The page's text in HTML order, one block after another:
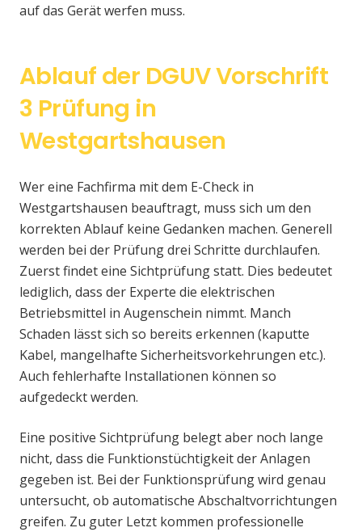
auf das Gerät werfen muss.
Ablauf der DGUV Vorschrift
3 Prüfung in
Westgartshausen
Wer eine Fachfirma mit dem E-Check in
Westgartshausen beauftragt, muss sich um den
korrekten Ablauf keine Gedanken machen. Generell
werden bei der Prüfung drei Schritte durchlaufen.
Zuerst findet eine Sichtprüfung statt. Dies bedeutet
lediglich, dass der Experte die elektrischen
Betriebsmittel in Augenschein nimmt. Manch
Schaden lässt sich so bereits erkennen (kaputte
Kabel, mangelhafte Sicherheitsvorkehrungen etc.).
Auch fehlerhafte Installationen können so
aufgedeckt werden.
Eine positive Sichtprüfung belegt aber noch lange
nicht, dass die Funktionstüchtigkeit der Anlagen
gegeben ist. Bei der Funktionsprüfung wird genau
untersucht, ob automatische Abschaltvorrichtungen
greifen. Zu guter Letzt kommen professionelle